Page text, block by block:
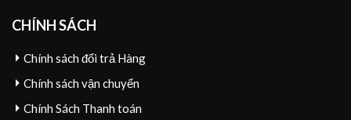
CHÍNH SÁCH
Chính sách đổi trả Hàng
Chính sách vận chuyển
Chính Sách Thanh toán